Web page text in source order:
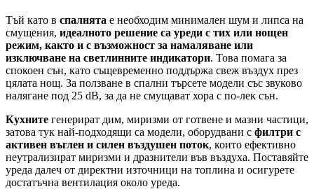
Тъй като в спалнята е необходим минимален шум и липса на
смущения, идеалното решение са уреди с тих или нощен
режим, както и с възможност за намаляване или
изключване на светлинните индикатори. Това помага за
спокоен сън, като същевременно поддържа свеж въздух през
цялата нощ. За ползване в спални търсете модели със звуково
налягане под 25 dB, за да не смущават хора с по-лек сън.
Кухните генерират дим, миризми от готвене и мазни частици,
затова тук най-подходящи са модели, оборудвани с филтри с
активен въглен и силен въздушен поток, които ефективно
неутрализират миризми и дразнители във въздуха. Поставяйте
уреда далеч от директни източници на топлина и осигурете
достатъчна вентилация около уреда.